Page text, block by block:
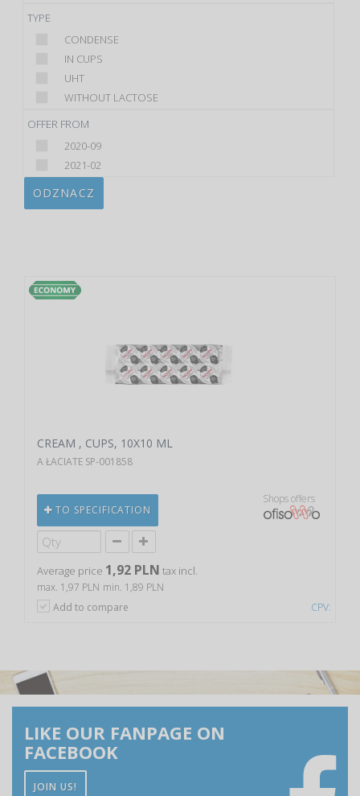
TYPE
CONDENSE
IN CUPS
UHT
WITHOUT LACTOSE
OFFER FROM
2020-09
2021-02
ODZNACZ
CPV:
CREAM , CUPS, 10X10 ML
A ŁACIATE SP-001858
TO SPECIFICATION
Shops offers
Average price 1,92 PLN tax incl.
max. 1,97 PLN min. 1,89 PLN
Add to compare
LIKE OUR FANPAGE ON
FACEBOOK
JOIN US!